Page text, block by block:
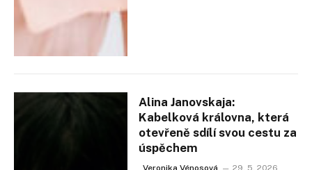
Alina Janovskaja:
Kabelková královna, která
otevřeně sdílí svou cestu za
úspěchem
Veronika Vénosová 29. 5. 2026